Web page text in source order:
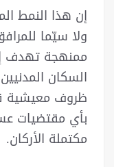
إن هذا النمط
ولا سيّما
ممنهجة تهدف
السكان
ظروف معيشية
بأي مقتضيات
مكتملة الأركان.